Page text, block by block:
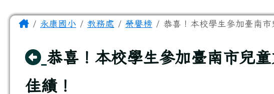
主內容區域
Home永康國小 教務處 榮譽榜 恭喜！本校學生參加臺南
回上頁
恭喜！本校學生參加臺南市兒
佳績！
頁尾區域